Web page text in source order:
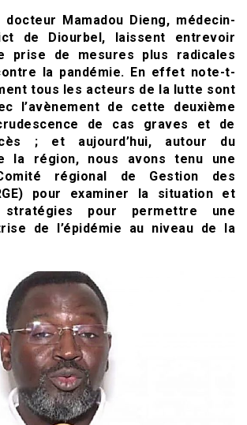
Mamadou Dieng, médecin-
de Diourbel, laissent entrevoir
prise de mesures plus radicales
la pandémie. En effet note-t-
tous les acteurs de la lutte sont
l’avènement de cette deuxième
de cas graves et de
; et aujourd’hui, autour du
la région, nous avons tenu une
régional de Gestion des
pour examiner la situation et
pour permettre une
de l’épidémie au niveau de la